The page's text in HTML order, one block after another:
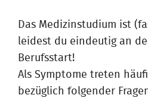
Das Medizinstudium ist
leidest du eindeutig an
Berufsstart!
Als Symptome treten
bezüglich folgender